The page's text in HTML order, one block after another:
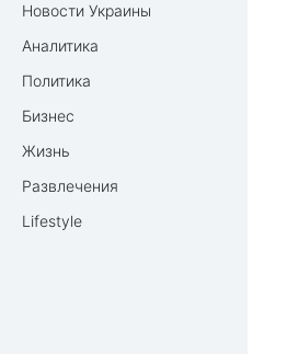
Новости Украины
Аналитика
Политика
Бизнес
Жизнь
Развлечения
Lifestyle